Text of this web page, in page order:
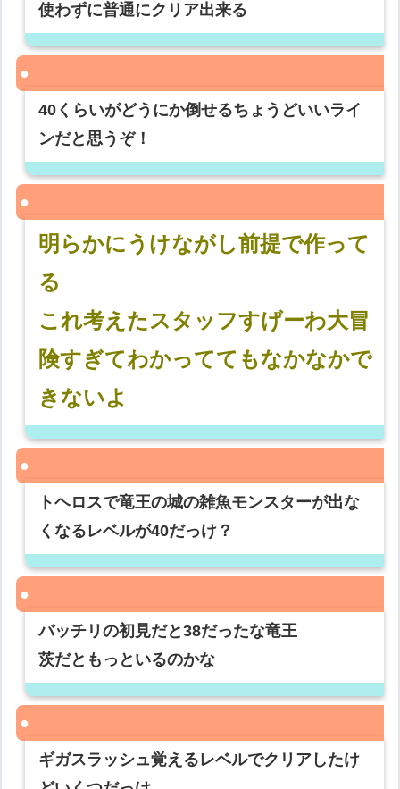
使わずに普通にクリア出来る
40くらいがどうにか倒せるちょうどいいライ
ンだと思うぞ！
明らかにうけながし前提で作って
る
これ考えたスタッフすげーわ大冒
険すぎてわかっててもなかなかで
きないよ
トヘロスで竜王の城の雑魚モンスターが出な
くなるレベルが40だっけ？
バッチリの初見だと38だったな竜王
茨だともっといるのかな
ギガスラッシュ覚えるレベルでクリアしたけ